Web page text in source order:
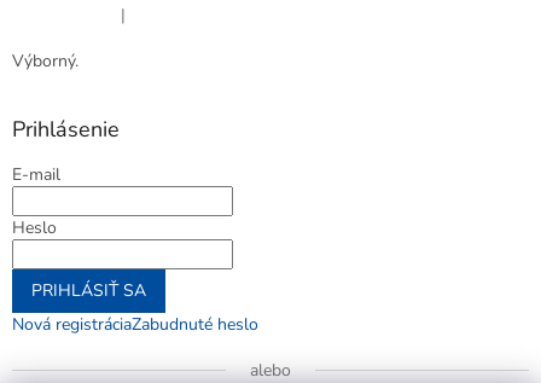
Hodnotenie produktu je 5 z 5 hviezdičiek.
|
Výborný.
Prihlásenie
E-mail
Heslo
PRIHLÁSIŤ SA
Nová registráciaZabudnuté heslo
alebo